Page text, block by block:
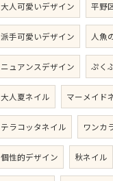
大人可愛いデザイン 平野
派手可愛いデザイン 人魚
ニュアンスデザイン ぷく
大人夏ネイル マーメイド
テラコッタネイル ワンカ
個性的デザイン 秋ネイル